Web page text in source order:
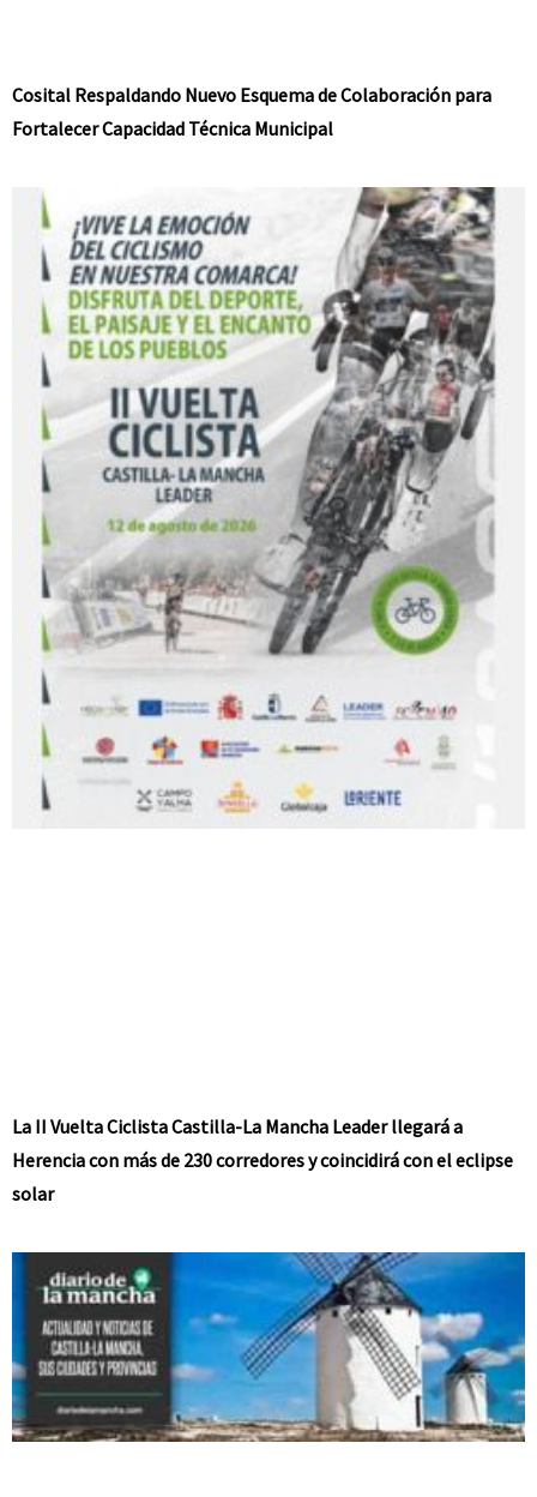
Cosital Respaldando Nuevo Esquema de Colaboración para
Fortalecer Capacidad Técnica Municipal
La II Vuelta Ciclista Castilla-La Mancha Leader llegará a
Herencia con más de 230 corredores y coincidirá con el eclipse
solar